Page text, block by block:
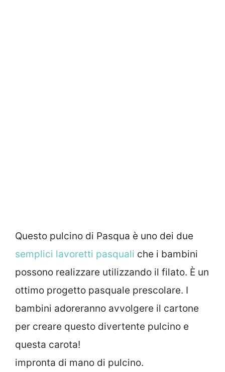
Questo pulcino di Pasqua è uno dei due
semplici lavoretti pasquali che i bambini
possono realizzare utilizzando il filato. È un
ottimo progetto pasquale prescolare. I
bambini adoreranno avvolgere il cartone
per creare questo divertente pulcino e
questa carota!
impronta di mano di pulcino.